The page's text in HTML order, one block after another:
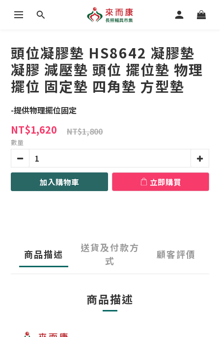
頭位凝膠墊 HS8642 凝膠墊
凝膠 減壓墊 頭位 擺位墊 物理
擺位 固定墊 四角墊 方型墊
-提供物理擺位固定
NT$1,620 NT$1,800
數量
加入購物車 立即購買
商品描述
送貨及付款方
式
顧客評價
商品描述